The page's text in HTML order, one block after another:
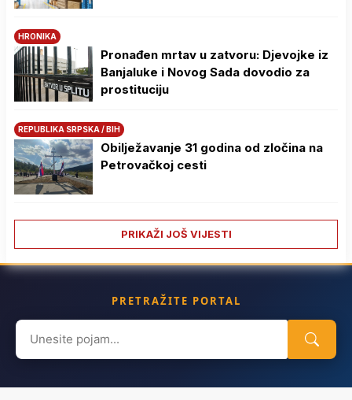
HRONIKA
Pronađen mrtav u zatvoru: Djevojke iz
Banjaluke i Novog Sada dovodio za
prostituciju
REPUBLIKA SRPSKA / BIH
Obilježavanje 31 godina od zločina na
Petrovačkoj cesti
PRIKAŽI JOŠ VIJESTI
PRETRAŽITE PORTAL
Search
for: